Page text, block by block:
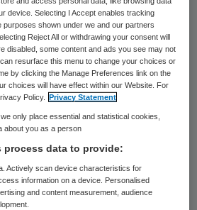
is medeoprichter en
een bedrijf dat AI-
om ziekenhuizen te
betere zorg te
leert van eerder
en zorgverleners
patiëntuitkomsten te
te voorkomen en
device. Selecting I Accept enables tracking
purposes shown under we and our partners
Reject All or withdrawing your consent will
disabled, some content and ads you see may not
resurface this menu to change your choices or
by clicking the Manage Preferences link on the
choices will have effect within our Website. For
Policy.
Privacy Statement
only place essential and statistical cookies,
about you as a person
process data to provide:
Actively scan device characteristics for
information on a device. Personalised
and content measurement, audience